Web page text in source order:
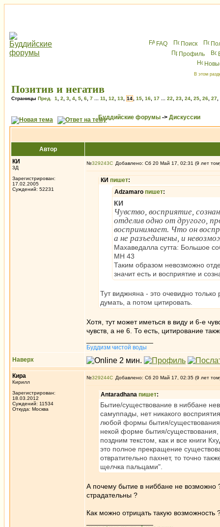
FAQ Поиск
Профиль
В этом
Позитив и негатив
Страницы Пред. 1 2 3 4 5 6 7 11 12 13 14 15 16 17 22 23 24 25 26 27
Буддийские форумы -> Дискуссии
Автор
КИ
3Д
Зарегистрирован:
17.02.2005
Суждений: 52231
№329243 Добавлено: Сб 20 Май 17, 02:31 (9 лет
КИ пишет:
Adzamaro пишет:
КИ
Чувство, восприятие,
отделив одно от другого,
воспринимает. Что он
а не разъединены, и
Махаведалла сутта: Большое
МН 43
Таким образом невозможно
значит есть и восприятие и
Тут виджняна - это очевидно
думать, а потом цитировать.
Хотя, тут может иметься в виду и 6-е
чувств, а не 6. То есть, цитирование
Буддизм чистой воды
Наверх
Кира
Кирилл
Зарегистрирован:
18.03.2012
Суждений: 11534
Откуда: Москва
№329244 Добавлено: Сб 20 Май 17, 02:35 (9 лет
Antaradhana пишет:
Бытие/существование в ниббане
самуппады, нет никакого
любой формы бытия/
некой форме бытия/
поздним текстом, как и все книги
это полное прекращение
отвратительно пахнет, то точно
щелчка пальцами".
А почему бытие в ниббане не возможно
страдательны ?
Как можно отрицать такую возможность